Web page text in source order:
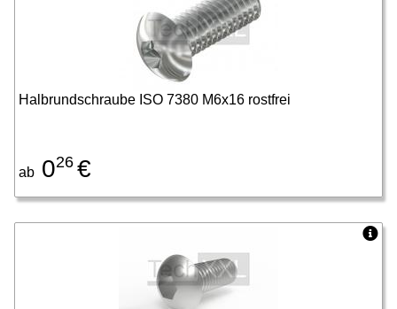
Halbrundschraube ISO 7380 M6x16 rostfrei
ab 026 €